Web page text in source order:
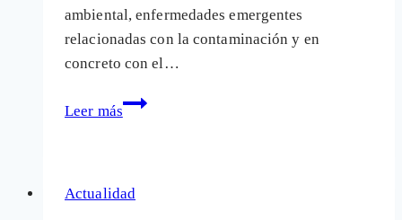
ambiental, enfermedades emergentes
relacionadas con la contaminación y en
concreto con el…
Leer más
Cuanto
más
Actualidad